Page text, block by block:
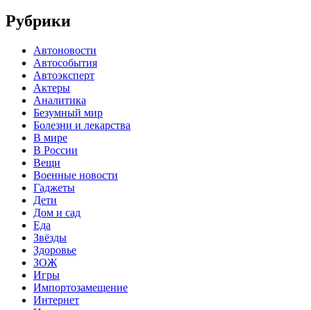
Рубрики
Автоновости
Автособытия
Автоэксперт
Актеры
Аналитика
Безумный мир
Болезни и лекарства
В мире
В России
Вещи
Военные новости
Гаджеты
Дети
Дом и сад
Еда
Звёзды
Здоровье
ЗОЖ
Игры
Импортозамещение
Интернет